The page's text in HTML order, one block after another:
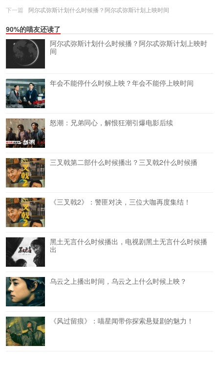
下一篇
阿尔忒弥斯计划什么时候播？阿尔忒弥斯计划上映时间
90%的喵友还读了
阿尔忒弥斯计划什么时候播？阿尔忒弥斯计划上映时
间
年会不能停什么时候上映？年会不能停上映时间
怒潮：兄弟同心，解恨狂潮引爆电影后续
三叉戟第二部什么时候播出？三叉戟2什么时候播
《三叉戟2》：警匪对决，三位大咖再度集结！
黑土无言什么时候播出，电视剧黑土无言什么时候播
出
乌云之上播出时间，乌云之上什么时候上映？
《风过留痕》：喵星闻带你探索悬疑剧的魅力！